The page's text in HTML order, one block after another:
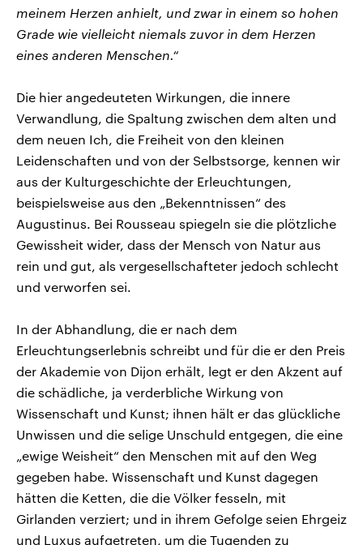
meinem Herzen anhielt, und zwar in einem so hohen
Grade wie vielleicht niemals zuvor in dem Herzen
eines anderen Menschen.“
Die hier angedeuteten Wirkungen, die innere
Verwandlung, die Spaltung zwischen dem alten und
dem neuen Ich, die Freiheit von den kleinen
Leidenschaften und von der Selbstsorge, kennen wir
aus der Kulturgeschichte der Erleuchtungen,
beispielsweise aus den „Bekenntnissen“ des
Augustinus. Bei Rousseau spiegeln sie die plötzliche
Gewissheit wider, dass der Mensch von Natur aus
rein und gut, als vergesellschafteter jedoch schlecht
und verworfen sei.
In der Abhandlung, die er nach dem
Erleuchtungserlebnis schreibt und für die er den Preis
der Akademie von Dijon erhält, legt er den Akzent auf
die schädliche, ja verderbliche Wirkung von
Wissenschaft und Kunst; ihnen hält er das glückliche
Unwissen und die selige Unschuld entgegen, die eine
„ewige Weisheit“ den Menschen mit auf den Weg
gegeben habe. Wissenschaft und Kunst dagegen
hätten die Ketten, die die Völker fesseln, mit
Girlanden verziert; und in ihrem Gefolge seien Ehrgeiz
und Luxus aufgetreten, um die Tugenden zu